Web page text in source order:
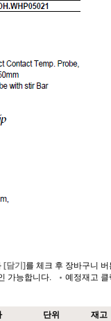
[담기] 를 체크 후 장바구니
가능합니다. 예정재고
단위 재고